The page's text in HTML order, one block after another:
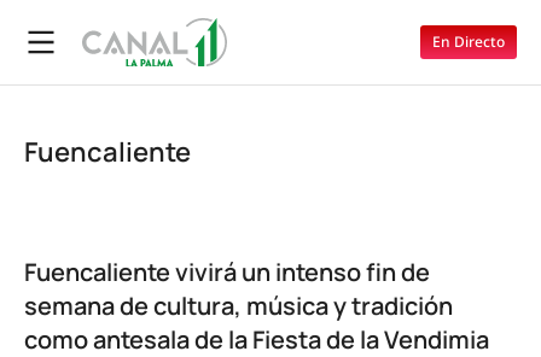
En Directo
Fuencaliente
Fuencaliente vivirá un intenso fin de
semana de cultura, música y tradición
como antesala de la Fiesta de la Vendimia